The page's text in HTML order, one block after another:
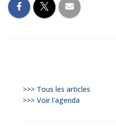
>>> Tous les articles
>>> Voir l'agenda